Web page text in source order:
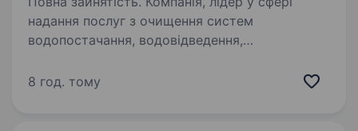
надання послуг з очищення систем
водопостачання, водовідведення,
запрошує на роботу: менеджера з продажу
8 год. тому